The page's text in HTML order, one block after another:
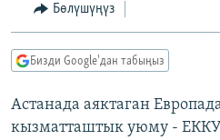
БҮГҮН АЗАТТЫКТА
ДАНИСТЕ
ПОДКАСТБөлүшүңүз
Бизди Google'дан табыңыз
Астанада аяктаган
кызматташтык уюму -